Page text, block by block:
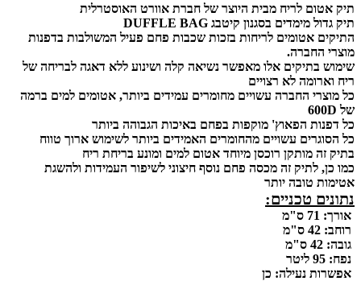
תיק אטום לריח מבית היוצר של חברת אוורט האוסטרלית
תיק גדול מימדים בסגנון קיטבג DUFFLE BAG
התיקים אטומים לריחות בזכות שכבות פחם פעיל המשולבות בדפנות
מוצרי החברה.
שימוש בתיקים אלו מאפשר נשיאה קלה ושינוע ללא דאגה לבריחה של
ריח וארומה לא רצויים
כל מוצרי החברה עשויים מחומרים עמידים ביותר, אטומים למים ברמה
של 600D
כל דפנות הפאוץ' מוקפות בפחם באיכות הגבוהה ביותר
כל הסוגרים עשויים מהחומרים האמידים ביותר לשימוש ארוך טווח
בתיק זה מותקן רוכסן מיוחד אטום למים ומונע בריחת ריח
כמו כן, לתיק זה מכסה פחם נוסף חיצוני לשיפור העמידות ולהשגת
אטימות טובה יותר
נתונים טכניים:
אורך: 71 ס"מ
רוחב: 42 ס"מ
גובה: 42 ס"מ
נפח: 95 ליטר
אפשרות נעילה: כן